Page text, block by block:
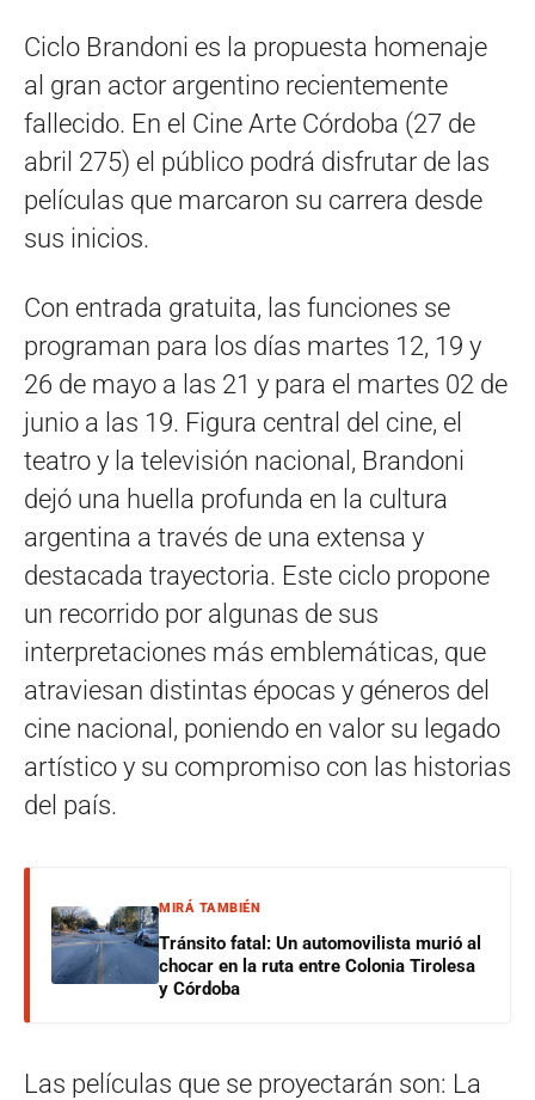
Ciclo Brandoni es la propuesta homenaje
al gran actor argentino recientemente
fallecido. En el Cine Arte Córdoba (27 de
abril 275) el público podrá disfrutar de las
películas que marcaron su carrera desde
sus inicios.
Con entrada gratuita, las funciones se
programan para los días martes 12, 19 y
26 de mayo a las 21 y para el martes 02 de
junio a las 19. Figura central del cine, el
teatro y la televisión nacional, Brandoni
dejó una huella profunda en la cultura
argentina a través de una extensa y
destacada trayectoria. Este ciclo propone
un recorrido por algunas de sus
interpretaciones más emblemáticas, que
atraviesan distintas épocas y géneros del
cine nacional, poniendo en valor su legado
artístico y su compromiso con las historias
del país.
MIRÁ TAMBIÉN
Tránsito fatal: Un automovilista murió al
chocar en la ruta entre Colonia Tirolesa
y Córdoba
Las películas que se proyectarán son: La